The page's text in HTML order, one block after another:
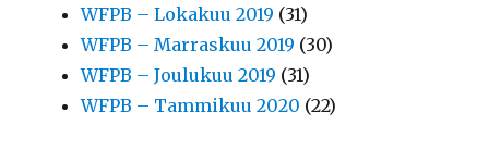
WFPB – Lokakuu 2019 (31)
WFPB – Marraskuu 2019 (30)
WFPB – Joulukuu 2019 (31)
WFPB – Tammikuu 2020 (22)